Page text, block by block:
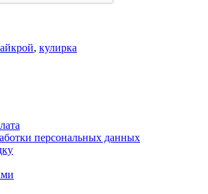
, кулирка
персональных данных